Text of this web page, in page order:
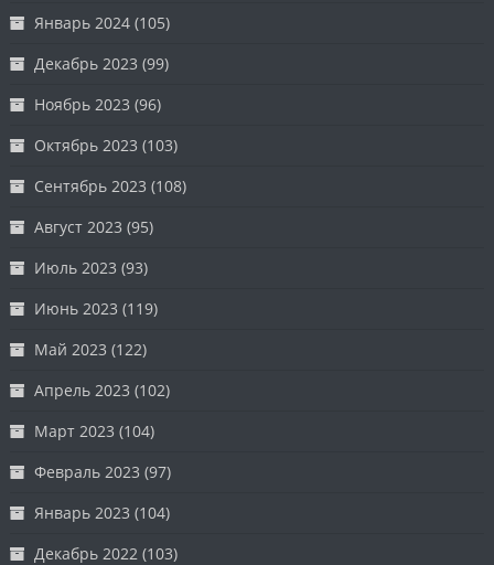
Январь 2024 (105)
Декабрь 2023 (99)
Ноябрь 2023 (96)
Октябрь 2023 (103)
Сентябрь 2023 (108)
Август 2023 (95)
Июль 2023 (93)
Июнь 2023 (119)
Май 2023 (122)
Апрель 2023 (102)
Март 2023 (104)
Февраль 2023 (97)
Январь 2023 (104)
Декабрь 2022 (103)